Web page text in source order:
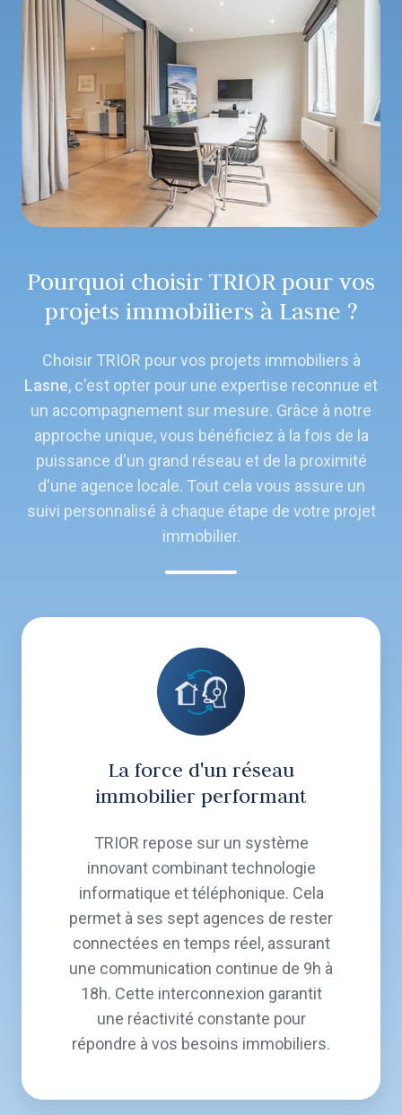
Pourquoi choisir TRIOR pour vos
projets immobiliers à Lasne ?
Choisir TRIOR pour vos projets immobiliers à
Lasne, c'est opter pour une expertise reconnue et
un accompagnement sur mesure. Grâce à notre
approche unique, vous bénéficiez à la fois de la
puissance d'un grand réseau et de la proximité
d'une agence locale. Tout cela vous assure un
suivi personnalisé à chaque étape de votre projet
immobilier.
La force d'un réseau
immobilier performant
TRIOR repose sur un système
innovant combinant technologie
informatique et téléphonique. Cela
permet à ses sept agences de rester
connectées en temps réel, assurant
une communication continue de 9h à
18h. Cette interconnexion garantit
une réactivité constante pour
répondre à vos besoins immobiliers.